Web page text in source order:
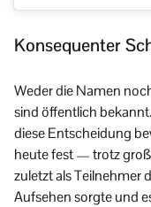
Konsequenter
Weder die Namen
sind öffentlich
diese Entscheidung
heute fest — trotz
zuletzt als Teilnehmer
Aufsehen sorgte und